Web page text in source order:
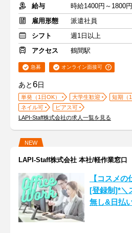
給与
時給1400円～1800
雇用形態
派遣社員
シフト
週1日以上
アクセス
鶴間駅
急募 オンライン面接可
あと6日
単発（1日OK） 大学生歓迎
短期（
ネイル可
ピアス可
LAPI-Staff株式会社の求人一覧を見る
NEW
LAPI-Staff株式会社 本社/軽作業窓口
【コスメの
[登録制]*＼
無し&日払